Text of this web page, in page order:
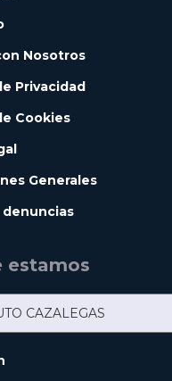
Nosotros
Privacidad
Cookies
Generales
denuncias
estamos